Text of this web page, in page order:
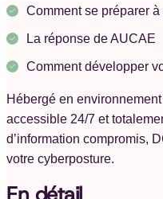
Comment se préparer
La réponse de AUCAE
Comment développer
Hébergé en
accessible 24/7 et
d’information compromis,
votre cyberposture.